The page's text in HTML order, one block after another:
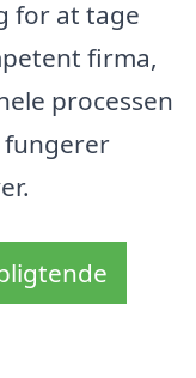
for at tage
firma,
processen
fungerer